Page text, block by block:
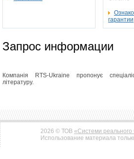
гарантии
Запрос информации
Компанія RTS-Ukraine пропонує
літературу.
2026 © ТОВ «Системи реального
Использование материала